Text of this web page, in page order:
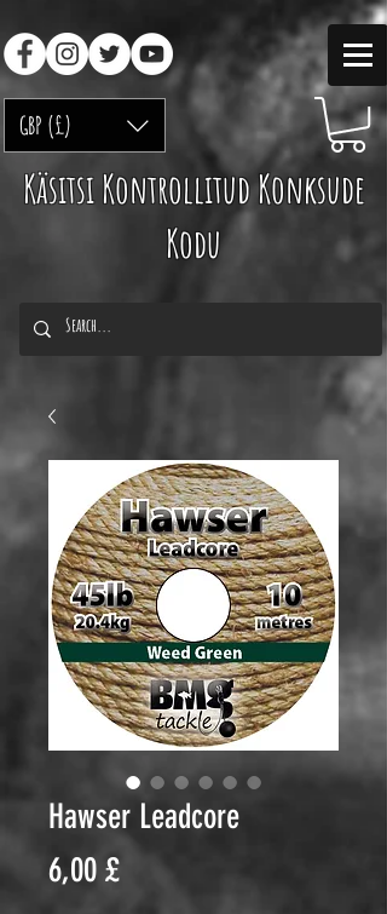
GBP (£)
Käsitsi Kontrollitud Konksude
Kodu
Hawser Leadcore
6,00 £Price